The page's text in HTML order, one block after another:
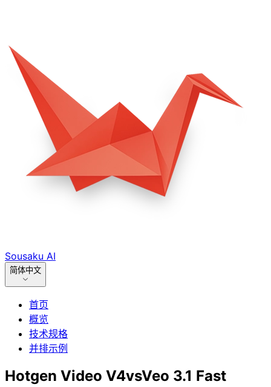
Sousaku AI
简体中文
首页
概览
技术规格
并排示例
Hotgen Video V4vsVeo 3.1 Fast